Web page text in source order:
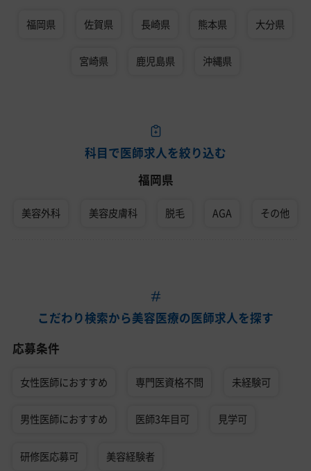
福岡県 佐賀県 長崎県 熊本県 大分県
宮崎県 鹿児島県 沖縄県
科目で医師求人を絞り込む
福岡県
美容外科 美容皮膚科 脱毛 AGA その他
こだわり検索から美容医療の医師求人を探す
応募条件
女性医師におすすめ 専門医資格不問 未経験可
男性医師におすすめ 医師3年目可 見学可
研修医応募可 美容経験者